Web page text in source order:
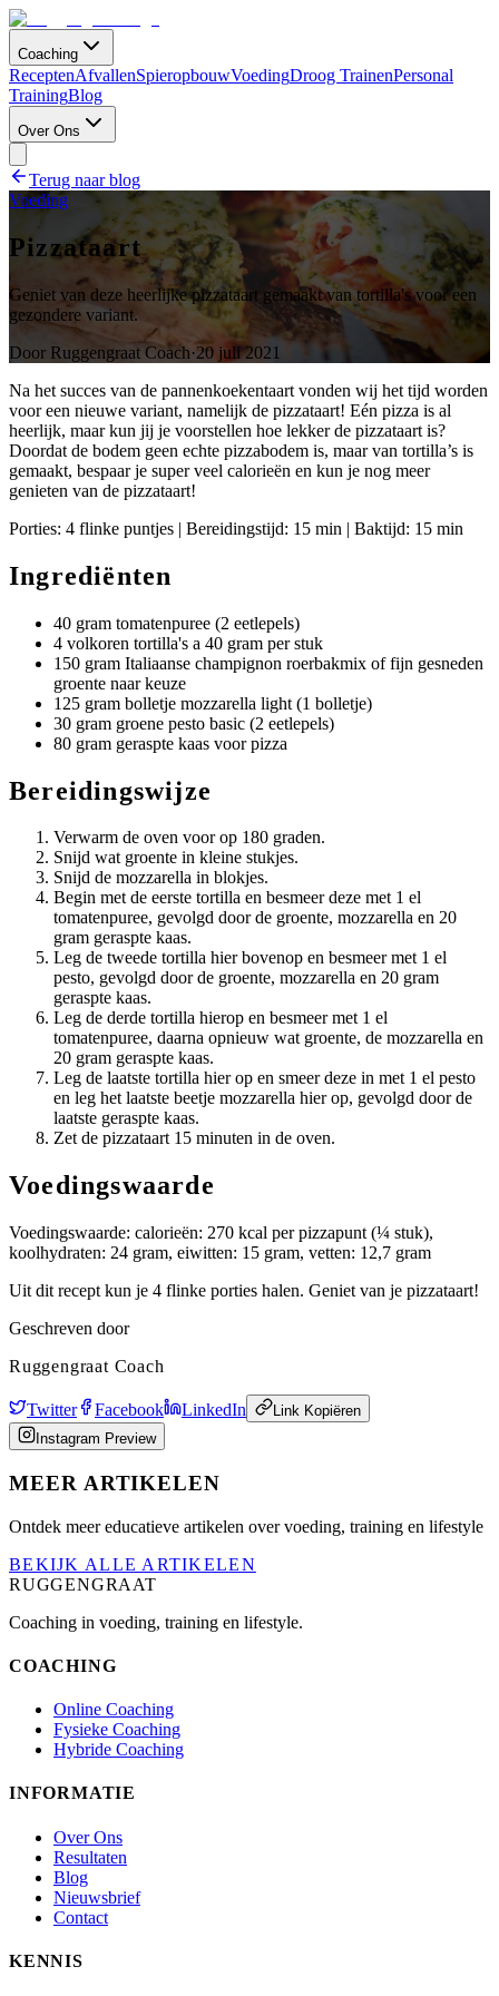
Coaching
ReceptenAfvallenSpieropbouwVoedingDroog TrainenPersonal
TrainingBlog
Over Ons
Terug naar blog
Voeding
Pizzataart
Geniet van deze heerlijke pizzataart gemaakt van tortilla's voor een
gezondere variant.
Door Ruggengraat Coach·20 juli 2021
Na het succes van de pannenkoekentaart vonden wij het tijd worden
voor een nieuwe variant, namelijk de pizzataart! Eén pizza is al
heerlijk, maar kun jij je voorstellen hoe lekker de pizzataart is?
Doordat de bodem geen echte pizzabodem is, maar van tortilla’s is
gemaakt, bespaar je super veel calorieën en kun je nog meer
genieten van de pizzataart!
Porties: 4 flinke puntjes | Bereidingstijd: 15 min | Baktijd: 15 min
Ingrediënten
40 gram tomatenpuree (2 eetlepels)
4 volkoren tortilla's a 40 gram per stuk
150 gram Italiaanse champignon roerbakmix of fijn gesneden
groente naar keuze
125 gram bolletje mozzarella light (1 bolletje)
30 gram groene pesto basic (2 eetlepels)
80 gram geraspte kaas voor pizza
Bereidingswijze
Verwarm de oven voor op 180 graden.
Snijd wat groente in kleine stukjes.
Snijd de mozzarella in blokjes.
Begin met de eerste tortilla en besmeer deze met 1 el
tomatenpuree, gevolgd door de groente, mozzarella en 20
gram geraspte kaas.
Leg de tweede tortilla hier bovenop en besmeer met 1 el
pesto, gevolgd door de groente, mozzarella en 20 gram
geraspte kaas.
Leg de derde tortilla hierop en besmeer met 1 el
tomatenpuree, daarna opnieuw wat groente, de mozzarella en
20 gram geraspte kaas.
Leg de laatste tortilla hier op en smeer deze in met 1 el pesto
en leg het laatste beetje mozzarella hier op, gevolgd door de
laatste geraspte kaas.
Zet de pizzataart 15 minuten in de oven.
Voedingswaarde
Voedingswaarde: calorieën: 270 kcal per pizzapunt (¼ stuk),
koolhydraten: 24 gram, eiwitten: 15 gram, vetten: 12,7 gram
Uit dit recept kun je 4 flinke porties halen. Geniet van je pizzataart!
Geschreven door
Ruggengraat Coach
Twitter Facebook LinkedIn
Link Kopiëren
Instagram Preview
MEER ARTIKELEN
Ontdek meer educatieve artikelen over voeding, training en lifestyle
BEKIJK ALLE ARTIKELEN
RUGGENGRAAT
Coaching in voeding, training en lifestyle.
COACHING
Online Coaching
Fysieke Coaching
Hybride Coaching
INFORMATIE
Over Ons
Resultaten
Blog
Nieuwsbrief
Contact
KENNIS